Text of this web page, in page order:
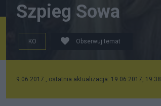
Szpieg Sowa
KO Obserwuj temat
9.06.2017 , ostatnia aktualizacja: 19.06.2017, 19:38